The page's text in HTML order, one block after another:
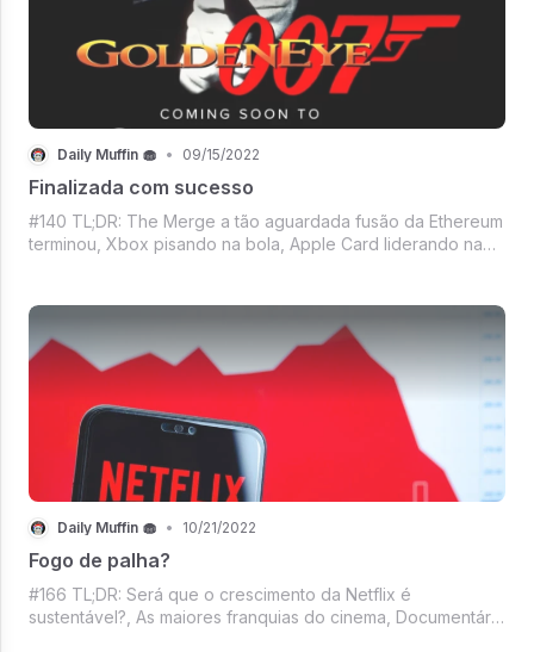
Daily Muffin 🧁 • 09/15/2022
Finalizada com sucesso
#140 TL;DR: The Merge a tão aguardada fusão da Ethereum
terminou, Xbox pisando na bola, Apple Card liderando na
Repaginada do Zoom, E Vem
Daily Muffin 🧁 • 10/21/2022
Fogo de palha?
#166 TL;DR: Será que o crescimento da Netflix é
sustentável?, As maiores franquias do cinema, Documentário